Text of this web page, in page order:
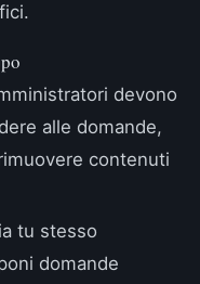
devono
alle domande,
contenuti
tu stesso
domande